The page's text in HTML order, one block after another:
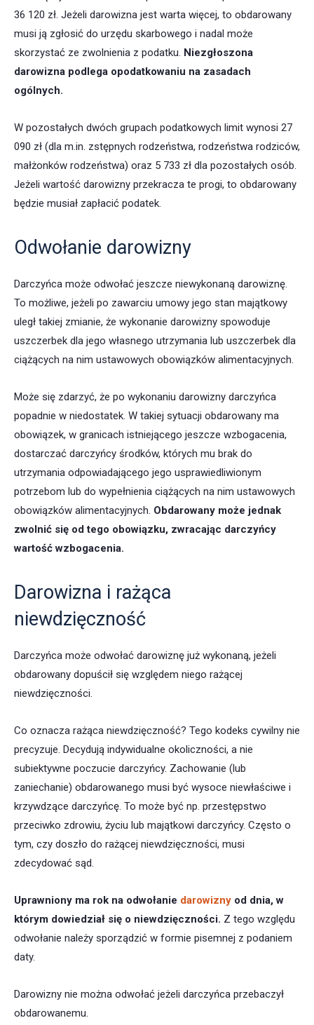
36 120 zł. Jeżeli darowizna jest warta więcej, to obdarowany
musi ją zgłosić do urzędu skarbowego i nadal może
skorzystać ze zwolnienia z podatku. Niezgłoszona
darowizna podlega opodatkowaniu na zasadach
ogólnych.
W pozostałych dwóch grupach podatkowych limit wynosi 27
090 zł (dla m.in. zstępnych rodzeństwa, rodzeństwa rodziców,
małżonków rodzeństwa) oraz 5 733 zł dla pozostałych osób.
Jeżeli wartość darowizny przekracza te progi, to obdarowany
będzie musiał zapłacić podatek.
Odwołanie darowizny
Darczyńca może odwołać jeszcze niewykonaną darowiznę.
To możliwe, jeżeli po zawarciu umowy jego stan majątkowy
uległ takiej zmianie, że wykonanie darowizny spowoduje
uszczerbek dla jego własnego utrzymania lub uszczerbek dla
ciążących na nim ustawowych obowiązków alimentacyjnych.
Może się zdarzyć, że po wykonaniu darowizny darczyńca
popadnie w niedostatek. W takiej sytuacji obdarowany ma
obowiązek, w granicach istniejącego jeszcze wzbogacenia,
dostarczać darczyńcy środków, których mu brak do
utrzymania odpowiadającego jego usprawiedliwionym
potrzebom lub do wypełnienia ciążących na nim ustawowych
obowiązków alimentacyjnych. Obdarowany może jednak
zwolnić się od tego obowiązku, zwracając darczyńcy
wartość wzbogacenia.
Darowizna i rażąca
niewdzięczność
Darczyńca może odwołać darowiznę już wykonaną, jeżeli
obdarowany dopuścił się względem niego rażącej
niewdzięczności.
Co oznacza rażąca niewdzięczność? Tego kodeks cywilny nie
precyzuje. Decydują indywidualne okoliczności, a nie
subiektywne poczucie darczyńcy. Zachowanie (lub
zaniechanie) obdarowanego musi być wysoce niewłaściwe i
krzywdzące darczyńcę. To może być np. przestępstwo
przeciwko zdrowiu, życiu lub majątkowi darczyńcy. Często o
tym, czy doszło do rażącej niewdzięczności, musi
zdecydować sąd.
Uprawniony ma rok na odwołanie darowizny od dnia, w
którym dowiedział się o niewdzięczności. Z tego względu
odwołanie należy sporządzić w formie pisemnej z podaniem
daty.
Darowizny nie można odwołać jeżeli darczyńca przebaczył
obdarowanemu.